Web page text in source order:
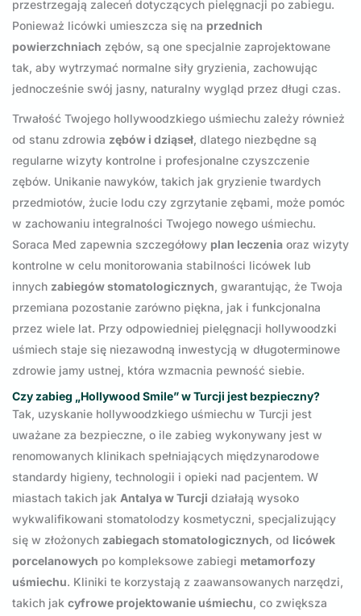
przestrzegają zaleceń dotyczących pielęgnacji po zabiegu.
Ponieważ licówki umieszcza się na przednich
powierzchniach zębów, są one specjalnie zaprojektowane
tak, aby wytrzymać normalne siły gryzienia, zachowując
jednocześnie swój jasny, naturalny wygląd przez długi czas.
Trwałość Twojego hollywoodzkiego uśmiechu zależy również
od stanu zdrowia zębów i dziąseł, dlatego niezbędne są
regularne wizyty kontrolne i profesjonalne czyszczenie
zębów. Unikanie nawyków, takich jak gryzienie twardych
przedmiotów, żucie lodu czy zgrzytanie zębami, może pomóc
w zachowaniu integralności Twojego nowego uśmiechu.
Soraca Med zapewnia szczegółowy plan leczenia oraz wizyty
kontrolne w celu monitorowania stabilności licówek lub
innych zabiegów stomatologicznych, gwarantując, że Twoja
przemiana pozostanie zarówno piękna, jak i funkcjonalna
przez wiele lat. Przy odpowiedniej pielęgnacji hollywoodzki
uśmiech staje się niezawodną inwestycją w długoterminowe
zdrowie jamy ustnej, która wzmacnia pewność siebie.
Czy zabieg „Hollywood Smile” w Turcji jest bezpieczny?
Tak, uzyskanie hollywoodzkiego uśmiechu w Turcji jest
uważane za bezpieczne, o ile zabieg wykonywany jest w
renomowanych klinikach spełniających międzynarodowe
standardy higieny, technologii i opieki nad pacjentem. W
miastach takich jak Antalya w Turcji działają wysoko
wykwalifikowani stomatolodzy kosmetyczni, specjalizujący
się w złożonych zabiegach stomatologicznych, od licówek
porcelanowych po kompleksowe zabiegi metamorfozy
uśmiechu. Kliniki te korzystają z zaawansowanych narzędzi,
takich jak cyfrowe projektowanie uśmiechu, co zwiększa